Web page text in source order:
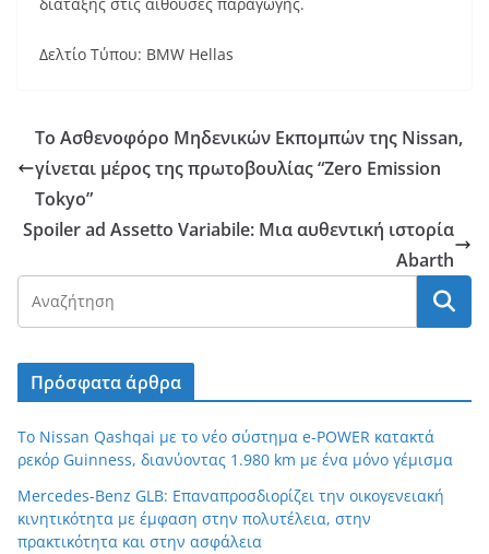
διάταξης στις αίθουσες παραγωγής.
Δελτίο Τύπου: BMW Hellas
Το Ασθενοφόρο Μηδενικών Εκπομπών της Nissan,
γίνεται μέρος της πρωτοβουλίας “Zero Emission
Tokyo”
Spoiler ad Assetto Variabile: Μια αυθεντική ιστορία
Abarth
Πρόσφατα άρθρα
Το Nissan Qashqai με το νέο σύστημα e-POWER κατακτά
ρεκόρ Guinness, διανύοντας 1.980 km με ένα μόνο γέμισμα
Mercedes-Benz GLB: Επαναπροσδιορίζει την οικογενειακή
κινητικότητα με έμφαση στην πολυτέλεια, στην
πρακτικότητα και στην ασφάλεια